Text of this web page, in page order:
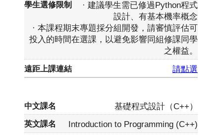
· 建議學生需已修過Python程式
設計、有基本機率概念
· 本課程期末專題採分組開發，請審慎評估可
投入的時間在選課，以避免影響同組修課同學
之權益。
請點選
基礎程式設計（C++）
Introduction to Programming (C++)